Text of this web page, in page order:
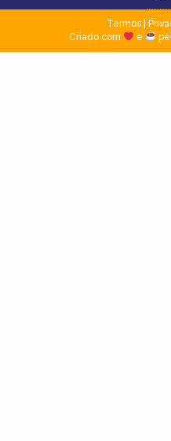
Termos|
Criado com
e